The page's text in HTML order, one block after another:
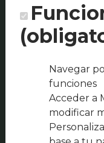
Navegar
funciones
Acceder a
modificar